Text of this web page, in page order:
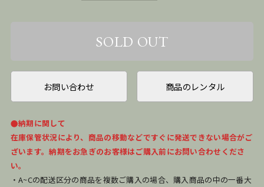
お問い合わせ 商品のレンタル
●納期に関して
在庫保管状況により、商品の移動などですぐに発送できない場合がご
ざいます。納期をお急ぎのお客様はご購入前にお問い合わせくださ
い。
・A~Cの配送区分の商品を複数ご購入の場合、購入商品の中の一番大